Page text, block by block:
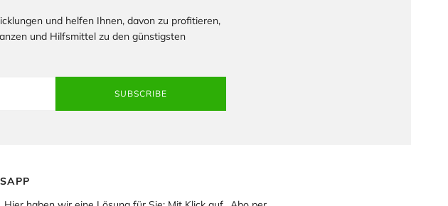
und helfen Ihnen, davon zu profitieren,
und Hilfsmittel zu den günstigsten
SUBSCRIBE